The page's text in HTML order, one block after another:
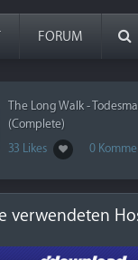
FORUM
The Long Walk -
(Complete)
33 Likes
0
verwendeten